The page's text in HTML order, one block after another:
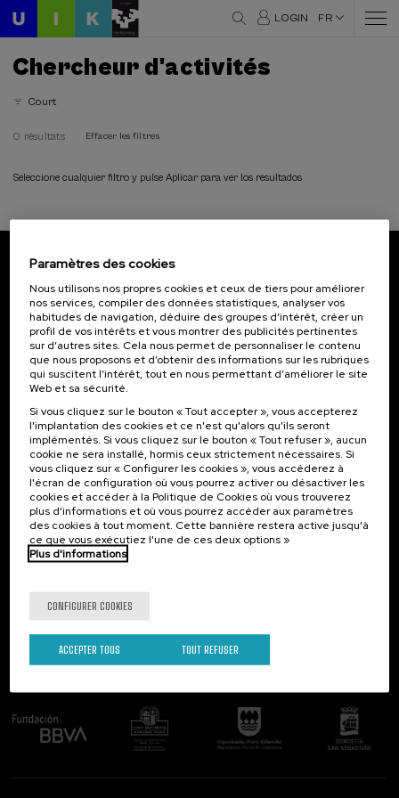
LOGIN FR
Chercheur d'activités
Court
0 résultats Effacer les filtres
Seleccione cualquier filtro y pulse Aplicar para ver los resultados
Inscrivez-vous pour être le premier à recevoir les
actualités de l'UIK.
S'abonner
Contact
Palacio Miramar
Paseo de Miraconcha, 48
20007 Donostia / San Sebastián
Gipuzkoa, Spain
Contactez-nous!
Intéressant...
Activités précédentes
Suivez-nous
Paramètres des cookies
Nous utilisons nos propres cookies et ceux de tiers pour améliorer
nos services, compiler des données statistiques, analyser vos
habitudes de navigation, déduire des groupes d’intérêt, créer un
profil de vos intérêts et vous montrer des publicités pertinentes
sur d’autres sites. Cela nous permet de personnaliser le contenu
que nous proposons et d’obtenir des informations sur les rubriques
qui suscitent l’intérêt, tout en nous permettant d’améliorer le site
Web et sa sécurité.
Si vous cliquez sur le bouton « Tout accepter », vous accepterez
l'implantation des cookies et ce n'est qu'alors qu'ils seront
implémentés. Si vous cliquez sur le bouton « Tout refuser », aucun
cookie ne sera installé, hormis ceux strictement nécessaires. Si
vous cliquez sur « Configurer les cookies », vous accéderez à
l'écran de configuration où vous pourrez activer ou désactiver les
cookies et accéder à la Politique de Cookies où vous trouverez
plus d'informations et où vous pourrez accéder aux paramètres
des cookies à tout moment. Cette bannière restera active jusqu'à
ce que vous exécutiez l'une de ces deux options »
Plus d'informations
CONFIGURER COOKIES
TOUT REFUSER
ACCEPTER TOUS